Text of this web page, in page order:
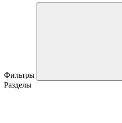
Фильтры
Разделы